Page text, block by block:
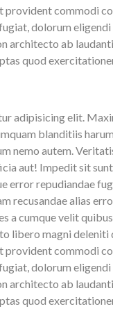
commodi
dolorum
architecto ab
quod
adipisicing elit.
blanditiis
nemo autem.
aut! Impedit sit
error repudiandae
recusandae alias
a cumque velit
libero magni
commodi
dolorum
architecto ab
quod